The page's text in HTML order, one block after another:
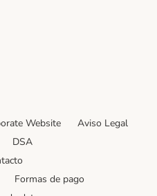
Website
Aviso Legal
DSA
Formas de pago